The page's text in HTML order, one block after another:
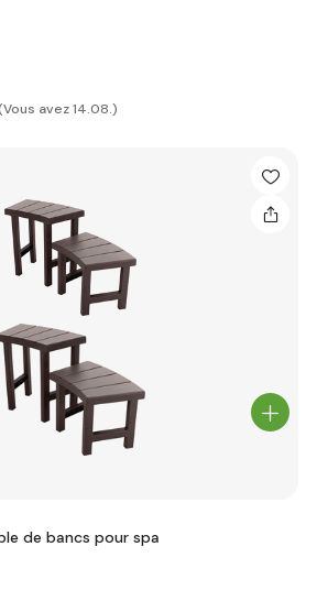
avez 14.08.)
de bancs pour spa